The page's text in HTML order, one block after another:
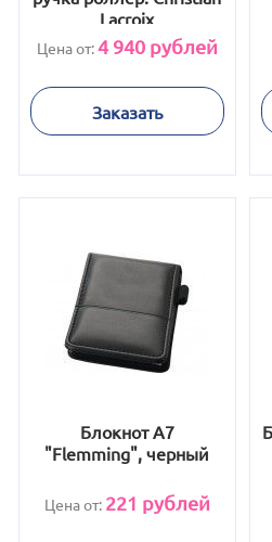
Lacroix
Цена от:4 940рублей
Заказать
Блокнот А7
"Flemming", черный
Цена от: 221 рублей